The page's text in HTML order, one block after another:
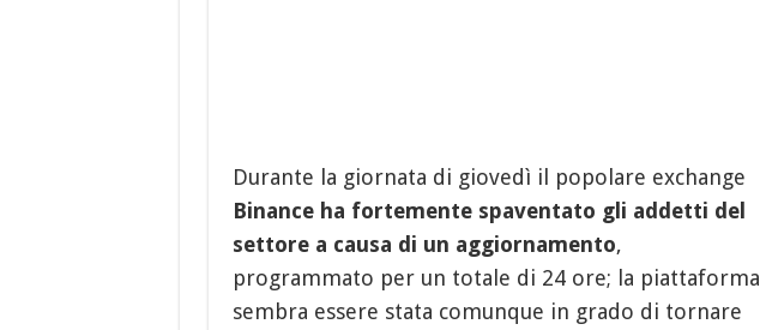
Durante la giornata di giovedì il popolare exchange
Binance ha fortemente spaventato gli addetti del
settore a causa di un aggiornamento,
programmato per un totale di 24 ore; la piattaforma
sembra essere stata comunque in grado di tornare